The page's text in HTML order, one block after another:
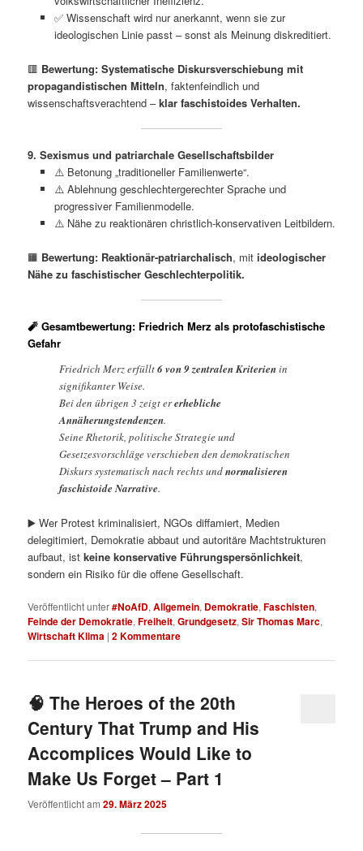
✅ Wissenschaft wird nur anerkannt, wenn sie zur
ideologischen Linie passt – sonst als Meinung diskreditiert.
🟥 Bewertung: Systematische Diskursverschiebung mit
propagandistischen Mitteln, faktenfeindlich und
wissenschaftsverachtend –klar faschistoides Verhalten.
9. Sexismus und patriarchale Gesellschaftsbilder
⚠️ Betonung „traditioneller Familienwerte“.
⚠️ Ablehnung geschlechtergerechter Sprache und
progressiver Familienmodelle.
⚠️ Nähe zu reaktionären christlich-konservativen Leitbildern.
🟧 Bewertung: Reaktionär-patriarchalisch, mitideologischer
Nähe zu faschistischer Geschlechterpolitik.
🧨Gesamtbewertung: Friedrich Merz als protofaschistische
Gefahr
Friedrich Merz erfüllt6 von 9 zentralen Kriterienin
signifikanter Weise.
Bei den übrigen 3 zeigt ererhebliche
Annäherungstendenzen.
Seine Rhetorik, politische Strategie und
Gesetzesvorschläge verschieben den demokratischen
Diskurs systematisch nach rechts undnormalisieren
faschistoide Narrative.
▶️ Wer Protest kriminalisiert, NGOs diffamiert, Medien
delegitimiert, Demokratie abbaut und autoritäre Machtstrukturen
aufbaut, istkeine konservative Führungspersönlichkeit,
sondern ein Risiko für die offene Gesellschaft.
Veröffentlicht unter#NoAfD,Allgemein, Demokratie,Faschisten,
Feinde der Demokratie,Freiheit,Grundgesetz,Sir Thomas Marc,
Wirtschaft Klima |2Kommentare
🧠 The Heroes of the 20th
Century That Trump and His
Accomplices Would Like to
Make Us Forget – Part 1
Veröffentlicht am29. März 2025